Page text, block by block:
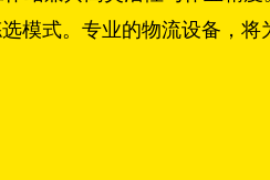
模式。专业的物流设备，将